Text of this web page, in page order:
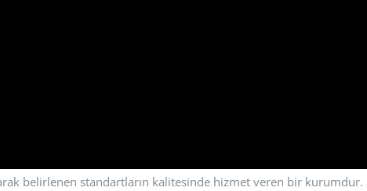
belirlenen standartların kalitesinde hizmet veren bir kurumdur.